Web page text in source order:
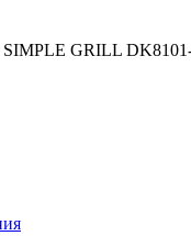
SIMPLE GRILL